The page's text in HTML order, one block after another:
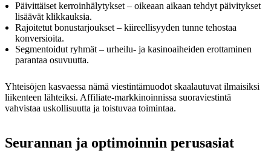
Päivittäiset kerroinhälytykset – oikeaan aikaan tehdyt päivitykset
lisäävät klikkauksia.
Rajoitetut bonustarjoukset – kiireellisyyden tunne tehostaa
konversioita.
Segmentoidut ryhmät – urheilu- ja kasinoaiheiden erottaminen
parantaa osuvuutta.
Yhteisöjen kasvaessa nämä viestintämuodot skaalautuvat ilmaisiksi
liikenteen lähteiksi. Affiliate-markkinoinnissa suoraviestintä
vahvistaa uskollisuutta ja toistuvaa toimintaa.
Seurannan ja optimoinnin perusasiat